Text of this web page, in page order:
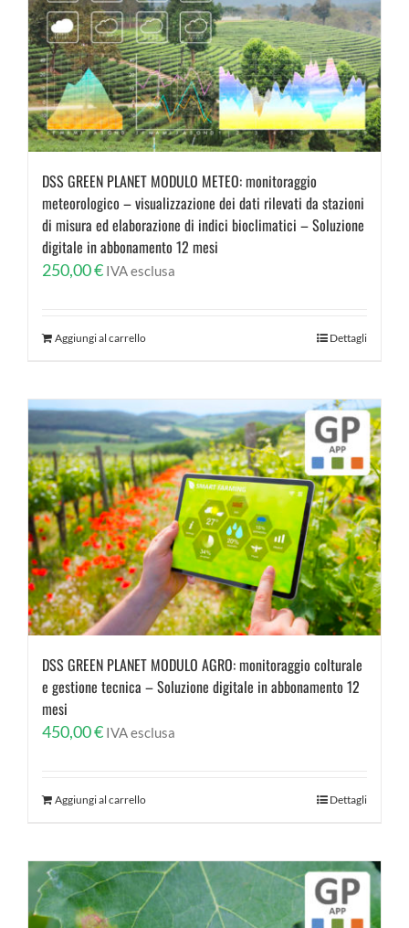
DSS GREEN PLANET MODULO METEO: monitoraggio
meteorologico – visualizzazione dei dati rilevati da stazioni
di misura ed elaborazione di indici bioclimatici – Soluzione
digitale in abbonamento 12 mesi
250,00€ IVA esclusa
Aggiungi al carrello Dettagli
DSS GREEN PLANET MODULO AGRO: monitoraggio colturale
e gestione tecnica – Soluzione digitale in abbonamento 12
mesi
450,00€ IVA esclusa
Aggiungi al carrello Dettagli